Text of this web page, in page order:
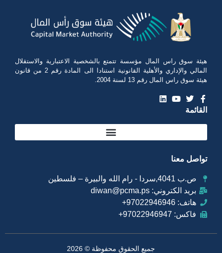
هيئة سوق راس المال مؤسسة تتمتع بالشخصية الاعتبارية والاستقلال
المالي والإداري والأهلية القانونية استنادا الى المادة رقم 2 من قانون
هيئة سوق راس المال رقم 13 لسنة 2004.
القائمة
تواصل معنا
ص.ب 4041,سردا - رام الله والبيرة – فلسطين
بريد الكتروني: diwan@pcma.ps
هاتف: 97022946946+
فاكس: 97022946947+
جميع الحقوق محفوظة © 2026